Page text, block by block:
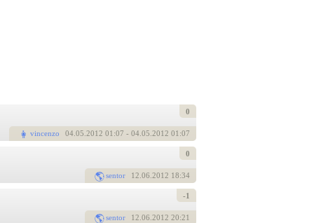
vincenzo 04 .05.2012 01:07 - 04.05.2012 01:07
0
sentor 12 .06.2012 18:34
0
sentor 12 .06.2012 20:21
-1